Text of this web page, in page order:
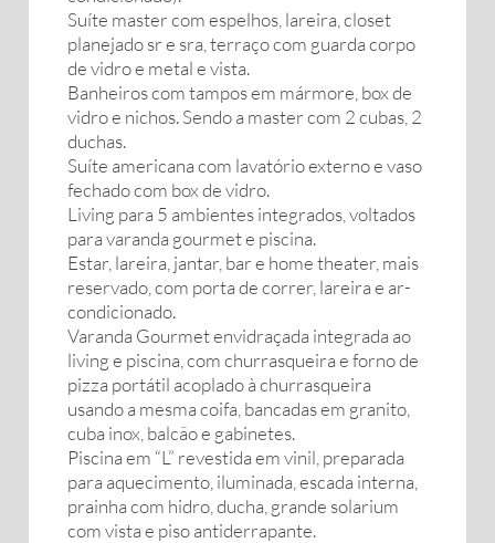
Suíte master com espelhos, lareira, closet
planejado sr e sra, terraço com guarda corpo
de vidro e metal e vista.
Banheiros com tampos em mármore, box de
vidro e nichos. Sendo a master com 2 cubas, 2
duchas.
Suíte americana com lavatório externo e vaso
fechado com box de vidro.
Living para 5 ambientes integrados, voltados
para varanda gourmet e piscina.
Estar, lareira, jantar, bar e home theater, mais
reservado, com porta de correr, lareira e ar-
condicionado.
Varanda Gourmet envidraçada integrada ao
living e piscina, com churrasqueira e forno de
pizza portátil acoplado à churrasqueira
usando a mesma coifa, bancadas em granito,
cuba inox, balcão e gabinetes.
Piscina em “L” revestida em vinil, preparada
para aquecimento, iluminada, escada interna,
prainha com hidro, ducha, grande solarium
com vista e piso antiderrapante.